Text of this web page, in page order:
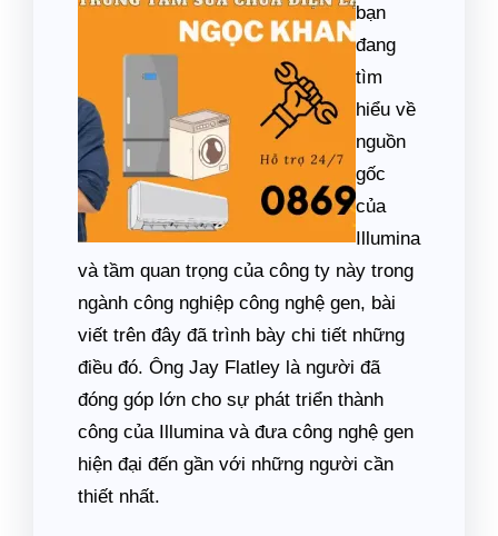
bạn
đang
tìm
hiểu về
nguồn
gốc
của
Illumina
và tầm quan trọng của công ty này trong
ngành công nghiệp công nghệ gen, bài
viết trên đây đã trình bày chi tiết những
điều đó. Ông Jay Flatley là người đã
đóng góp lớn cho sự phát triển thành
công của Illumina và đưa công nghệ gen
hiện đại đến gần với những người cần
thiết nhất.